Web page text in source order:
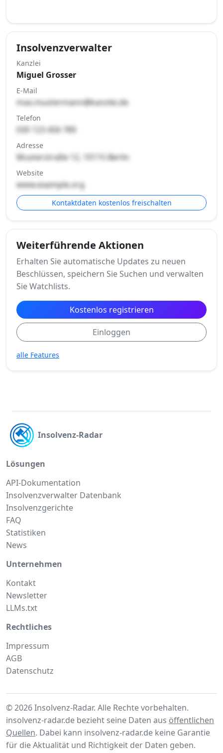
Insolvenzverwalter
Kanzlei
Miguel Grosser
E-Mail
max.mustermann@kanzlei.de
Telefon
030 123 456 789
Adresse
Musterstraße 12, 10115 Berlin
Website
www.example.org
Kontaktdaten kostenlos freischalten
Weiterführende Aktionen
Erhalten Sie automatische Updates zu neuen
Beschlüssen, speichern Sie Suchen und verwalten
Sie Watchlists.
Kostenlos registrieren
Einloggen
alle Features
Insolvenz-Radar
Lösungen
API-Dokumentation
Insolvenzverwalter Datenbank
Insolvenzgerichte
FAQ
Statistiken
News
Unternehmen
Kontakt
Newsletter
LLMs.txt
Rechtliches
Impressum
AGB
Datenschutz
© 2026 Insolvenz-Radar. Alle Rechte vorbehalten.
insolvenz-radar.de bezieht seine Daten aus öffentlichen
Quellen. Dabei kann insolvenz-radar.de keine Garantie
für die Aktualität und Richtigkeit der Daten geben.